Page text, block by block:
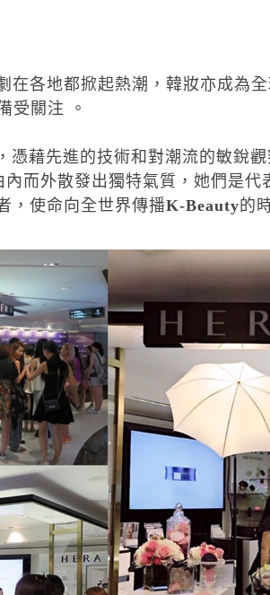
在各地都掀起熱潮，韓妝亦成為
受關注 。
，憑藉先進的技術和對潮流的敏銳觀
內而外散發出獨特氣質，她們是代
，使命向全世界傳播K-Beauty的